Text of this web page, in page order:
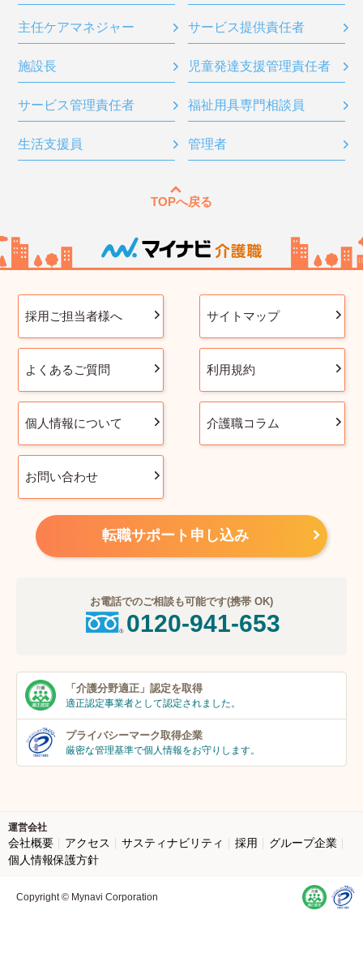
主任ケアマネジャー サービス提供責任者
施設長 児童発達支援管理責任者
サービス管理責任者 福祉用具専門相談員
生活支援員 管理者
TOPへ戻る
採用ご担当者様へ サイトマップ
よくあるご質問 利用規約
個人情報について 介護職コラム
お問い合わせ
転職サポート申し込み
お電話でのご相談も可能です(携帯 OK)
0120-941-653
「介護分野適正」 認定を取得
適正認定事業者として認定されました。
プライバシーマーク取得企業
厳密な管理基準で個人情報をお守りします。
運営会社
会社概要 アクセス サスティナビリティ 採用
グループ企業
個人情報保護方針
Copyright © Mynavi Corporation